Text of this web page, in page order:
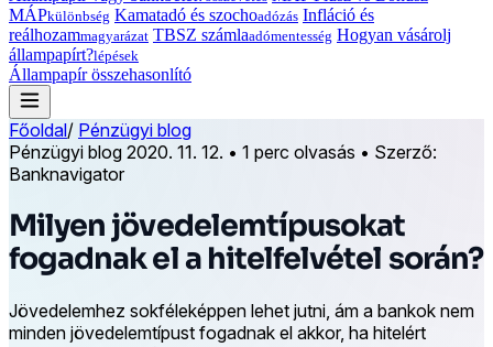
MÁPkülönbség Kamatadó és szochoadózás Infláció és
reálhozammagyarázat TBSZ számlaadómentesség Hogyan vásárolj
állampapírt?lépések
Állampapír összehasonlító
Főoldal/ Pénzügyi blog
Pénzügyi blog 2020. 11. 12. • 1 perc olvasás • Szerző:
Banknavigator
Milyen jövedelemtípusokat
fogadnak el a hitelfelvétel során?
Jövedelemhez sokféleképpen lehet jutni, ám a bankok nem
minden jövedelemtípust fogadnak el akkor, ha hitelért